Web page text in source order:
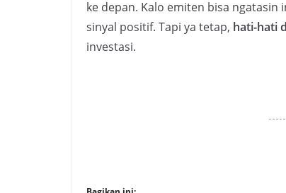
ke depan. Kalo emiten bisa
sinyal positif. Tapi ya tetap, hati-hati
investasi.